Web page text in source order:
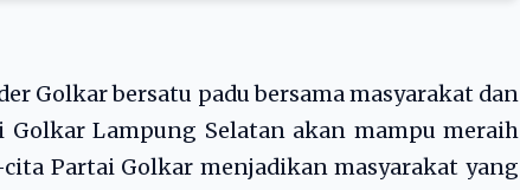
Golkar bersatu padu bersama masyarakat dan
Lampung Selatan akan mampu meraih
Partai Golkar menjadikan masyarakat yang